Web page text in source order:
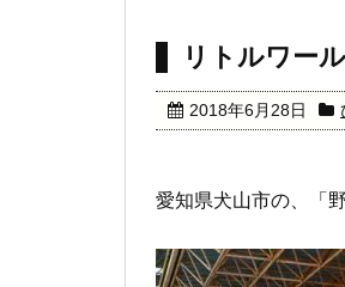
リトルワー
2018年6月28日
愛知県犬山市の、「